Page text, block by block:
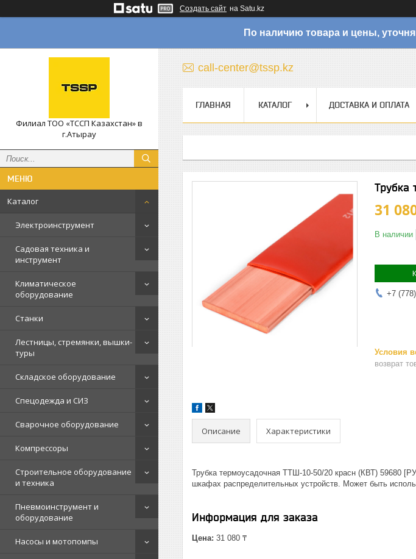
Создать сайт на Satu.kz
По наличию товара и цены,
Филиал ТОО «ТССП Казахстан» в
г.Атырау
Каталог
Электроинструмент
Садовая техника и
инструмент
Климатическое
оборудование
Станки
Лестницы, стремянки, вышки-
туры
Складское оборудование
Спецодежда и СИЗ
Сварочное оборудование
Компрессоры
Строительное оборудование
и техника
Пневмоинструмент и
оборудование
Насосы и мотопомпы
call-center@tssp.kz
ГЛАВНАЯ КАТАЛОГ ДОСТАВКА И ОПЛАТА
31
В наличии
+7
возврат
Описание Характеристики
Трубка термоусадочная ТТШ-10-50/20 красн (КВТ) 59680
шкафах распределительных устройств. Может быть
Информация для заказа
Цена: 31 080 ₸